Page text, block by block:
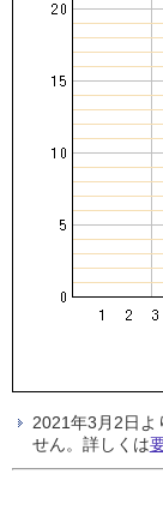
2021年3月2日よ
せん。詳しくは